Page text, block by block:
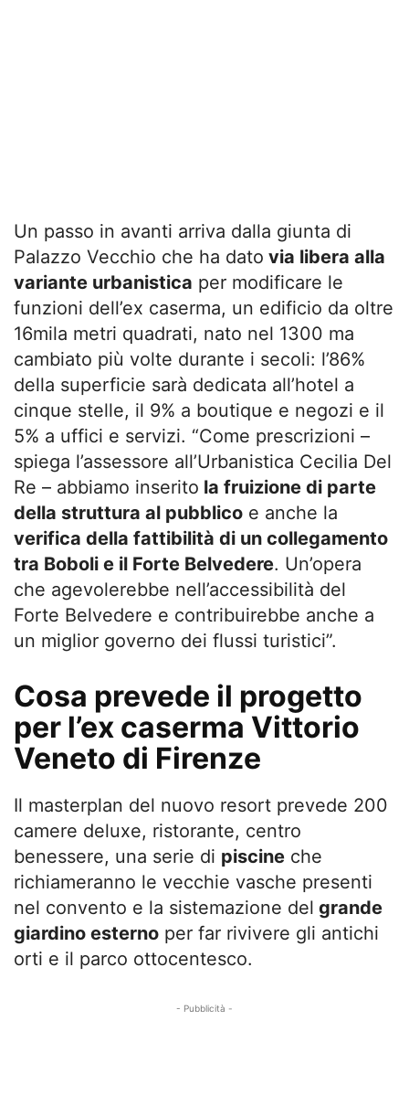
Un passo in avanti arriva dalla giunta di
Palazzo Vecchio che ha dato via libera alla
variante urbanistica per modificare le
funzioni dell’ex caserma, un edificio da oltre
16mila metri quadrati, nato nel 1300 ma
cambiato più volte durante i secoli: l’86%
della superficie sarà dedicata all’hotel a
cinque stelle, il 9% a boutique e negozi e il
5% a uffici e servizi. “Come prescrizioni –
spiega l’assessore all’Urbanistica Cecilia Del
Re – abbiamo inserito la fruizione di parte
della struttura al pubblico e anche la
verifica della fattibilità di un collegamento
tra Boboli e il Forte Belvedere. Un’opera
che agevolerebbe nell’accessibilità del
Forte Belvedere e contribuirebbe anche a
un miglior governo dei flussi turistici”.
Cosa prevede il progetto
per l’ex caserma Vittorio
Veneto di Firenze
Il masterplan del nuovo resort prevede 200
camere deluxe, ristorante, centro
benessere, una serie di piscine che
richiameranno le vecchie vasche presenti
nel convento e la sistemazione del grande
giardino esterno per far rivivere gli antichi
orti e il parco ottocentesco.
- Pubblicità -